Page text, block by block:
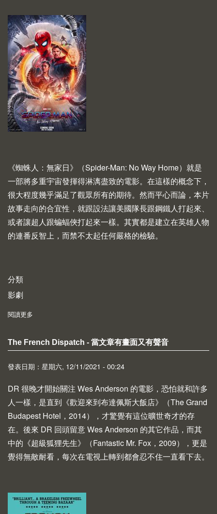
《蜘蛛人：無家日》（Spider-Man: No Way Home）就是
一部將多重宇宙發揮得淋漓盡致的電影。在這樣的概念下，
很大程度幾乎滿足了觀眾所有的期待。然而平心而論，本片
故事走向的合宜性，就跟設法讓美國隊長跟鋼鐵人打起來、
或者讓超人跟蝙蝠俠打起來一樣。其實都是建立在英雄人物
的連番反智上，而禁不太起任何嚴格的檢驗。
分類
影劇
閱讀更多
The French Dispatch - 當文章有畫面又有聲音
發表日期：星期六, 12/11/2021 - 00:24
DR 很晚才開始關注 Wes Anderson 的電影，恐怕就和許多
人一樣，是直到《歡迎來到布達佩斯大飯店》（The Grand
Budapest Hotel ，2014），才驚覺有這位曠世奇才的存
在。後來 DR 回頭留意 Wes Anderson 的其它作品，而其
中的《超級狐狸先生》（Fantastic Mr. Fox ，2009），更是
覺得無敵耐看，每次在電視上轉到都會忍不住一直看下去。